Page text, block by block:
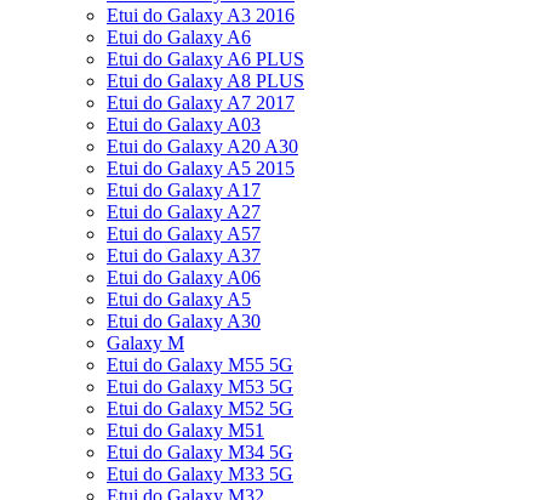
Etui do Galaxy A3 2016
Etui do Galaxy A6
Etui do Galaxy A6 PLUS
Etui do Galaxy A8 PLUS
Etui do Galaxy A7 2017
Etui do Galaxy A03
Etui do Galaxy A20 A30
Etui do Galaxy A5 2015
Etui do Galaxy A17
Etui do Galaxy A27
Etui do Galaxy A57
Etui do Galaxy A37
Etui do Galaxy A06
Etui do Galaxy A5
Etui do Galaxy A30
Galaxy M
Etui do Galaxy M55 5G
Etui do Galaxy M53 5G
Etui do Galaxy M52 5G
Etui do Galaxy M51
Etui do Galaxy M34 5G
Etui do Galaxy M33 5G
Etui do Galaxy M32